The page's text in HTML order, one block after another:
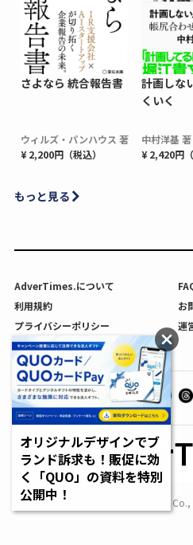
さよなら 統合報告書
ウィルズ・パンハウス 著
¥ 2,200円（税込）
計画しな
くいく
中村洋基 著
¥ 2,420円（
もっと見る
AdverTimes.について
利用規約
お
プライバシーポリシー
運
利用者情報の外部送信について
Copyright SENDENKAIGI
オリジナルデザインでブ
ランド訴求も！販促に効
く「QUO」の資料を特別
公開中！